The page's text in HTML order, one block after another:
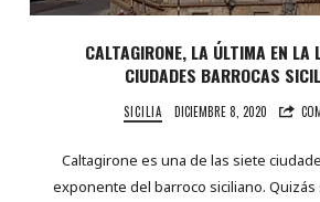
CALTAGIRONE, LA ÚLTIMA EN LA
CIUDADES BARROCAS
SICILIA DICIEMBRE 8, 2020
Caltagirone es una de las siete
exponente del barroco siciliano. Quizás